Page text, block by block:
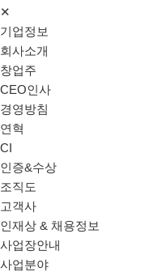
✕
기업정보
회사소개
창업주
CEO인사
경영방침
연혁
CI
인증&수상
조직도
고객사
인재상 & 채용정보
사업장안내
사업분야